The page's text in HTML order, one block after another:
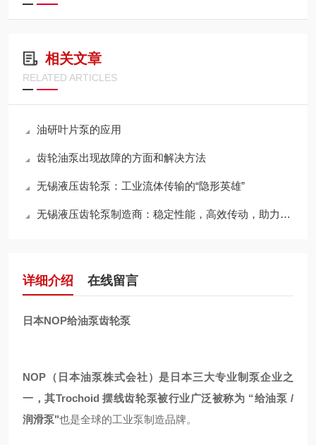
相关文章
RELATED ARTICLES
油研叶片泵的应用
齿轮油泵出现故障的方面和解决方法
无锡液压齿轮泵：工业流体传输的“隐形英雄”
无锡液压齿轮泵制造商：稳定性能，高效传动，助力工业升级
详细介绍 在线留言
日本NOP给油泵齿轮泵
NOP（日本油泵株式会社）是日本三大专业制泵企业之
一，其Trochoid 摆线齿轮泵被行业广泛被称为 “给油泵 /
润滑泵"也是全球的工业泵制造品牌。